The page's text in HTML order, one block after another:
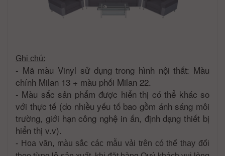
Ghi chú:
- Mã màu Vinyl sử dụng trong hình nội thất: Màu
chính Milan 13 + màu phối Milan 22.
- Màu sắc sản phẩm được hiển thị có thể khác so
với thực tế (do nhiều yếu tố bao gồm ánh sáng môi
trường, giới hạn công nghệ in ấn, định dạng thiết bị
hiển thị v.v).
- Hoa văn, màu sắc các mẫu vải trên có thể thay đổi